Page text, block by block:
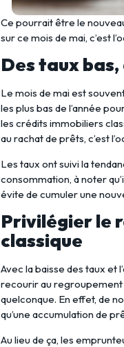
Ce pourrait être le
sur ce mois de mai, c’est
Des taux
Le mois de mai est
les plus bas de l’année
les crédits immobiliers
au rachat de prêts, c’est
Les taux ont suivi la
consommation, à noter
évite de cumuler une
Privilégier le
classique
Avec la baisse des taux et
recourir au
quelconque. En effet, de
qu’une accumulation de
Au lieu de ça, les